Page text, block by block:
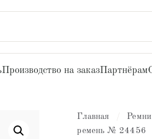
Производство на заказПартнёрам
Главная Ремни
ремень № 24456